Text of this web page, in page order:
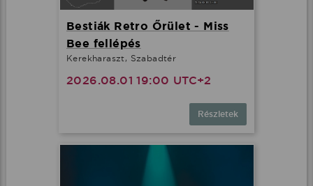
Bestiák Retro Őrület - Miss
Bee fellépés
Kerekharaszt, Szabadtér
2026.08.01 19:00 UTC+2
Részletek